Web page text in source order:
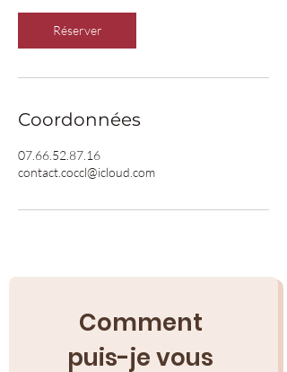
Réserver
Coordonnées
07.66.52.87.16
contact.coccl@icloud.com
Comment
puis-je vous